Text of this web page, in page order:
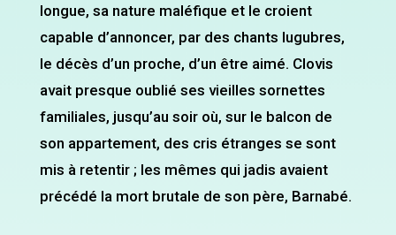
longue, sa nature maléfique et le croient
capable d’annoncer, par des chants lugubres,
le décès d’un proche, d’un être aimé. Clovis
avait presque oublié ses vieilles sornettes
familiales, jusqu’au soir où, sur le balcon de
son appartement, des cris étranges se sont
mis à retentir ; les mêmes qui jadis avaient
précédé la mort brutale de son père, Barnabé.